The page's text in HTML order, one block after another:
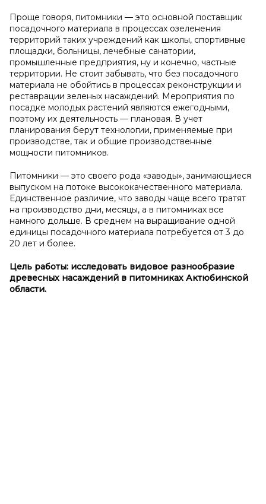
Проще говоря, питомники — это основной поставщик
посадочного материала в процессах озеленения
территорий таких учреждений как школы, спортивные
площадки, больницы, лечебные санатории,
промышленные предприятия, ну и конечно, частные
территории. Не стоит забывать, что без посадочного
материала не обойтись в процессах реконструкции и
реставрации зеленых насаждений. Мероприятия по
посадке молодых растений являются ежегодными,
поэтому их деятельность — плановая. В учет
планирования берут технологии, применяемые при
производстве, так и общие производственные
мощности питомников.
Питомники — это своего рода «заводы», занимающиеся
выпуском на потоке высококачественного материала.
Единственное различие, что заводы чаще всего тратят
на производство дни, месяцы, а в питомниках все
намного дольше. В среднем на выращивание одной
единицы посадочного материала потребуется от 3 до
20 лет и более.
Цель работы: исследовать видовое разнообразие
древесных насаждений в питомниках Актюбинской
области.